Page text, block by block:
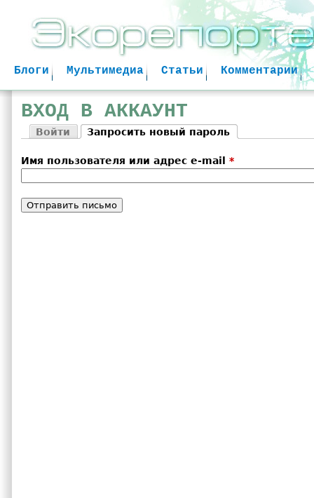
Комментарии
Статьи
Мультимедиа
Блоги
ВХОД В АККАУНТ
Главные вкладки
Войти
Запросить новый пароль
Имя пользователя или адрес e-mail *